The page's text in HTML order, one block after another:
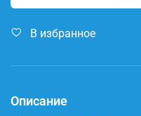
В избранное
Описание